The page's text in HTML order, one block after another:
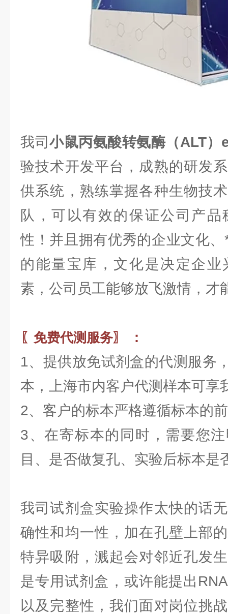
我司小鼠丙氨酸转氨酶（ALT）
验技术开发平台，成熟的研发
供系统，熟练掌握各种生物技
队，可以有效的保证公司产
性！并且拥有优秀的企业文化
的能量宝库，文化是决定企
素，公司员工能够放飞激情，才
〖免费代测服务〗 ：
1、提供放免试剂盒的代测服务
本，上海市内客户代测样本可享
2、客户的标本严格遵循标本的
3、在寄标本的同时，需要您
目、是否做复孔、实验后标本是
我司试剂盒实验操作太快的话
确性和均一性，加在孔壁上部
特异吸附，溅起会对邻近孔发
是专用试剂盒，或许能提出
以及完整性，我们面对岗位挑